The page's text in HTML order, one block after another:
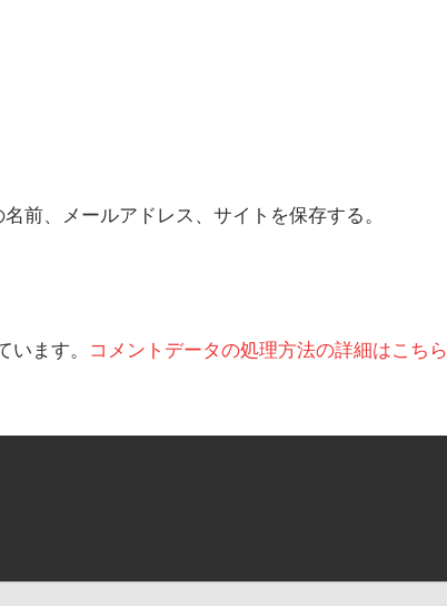
前、メールアドレス、サイトを保存する。
ます。
コメントデータの処理方法の詳細はこちら